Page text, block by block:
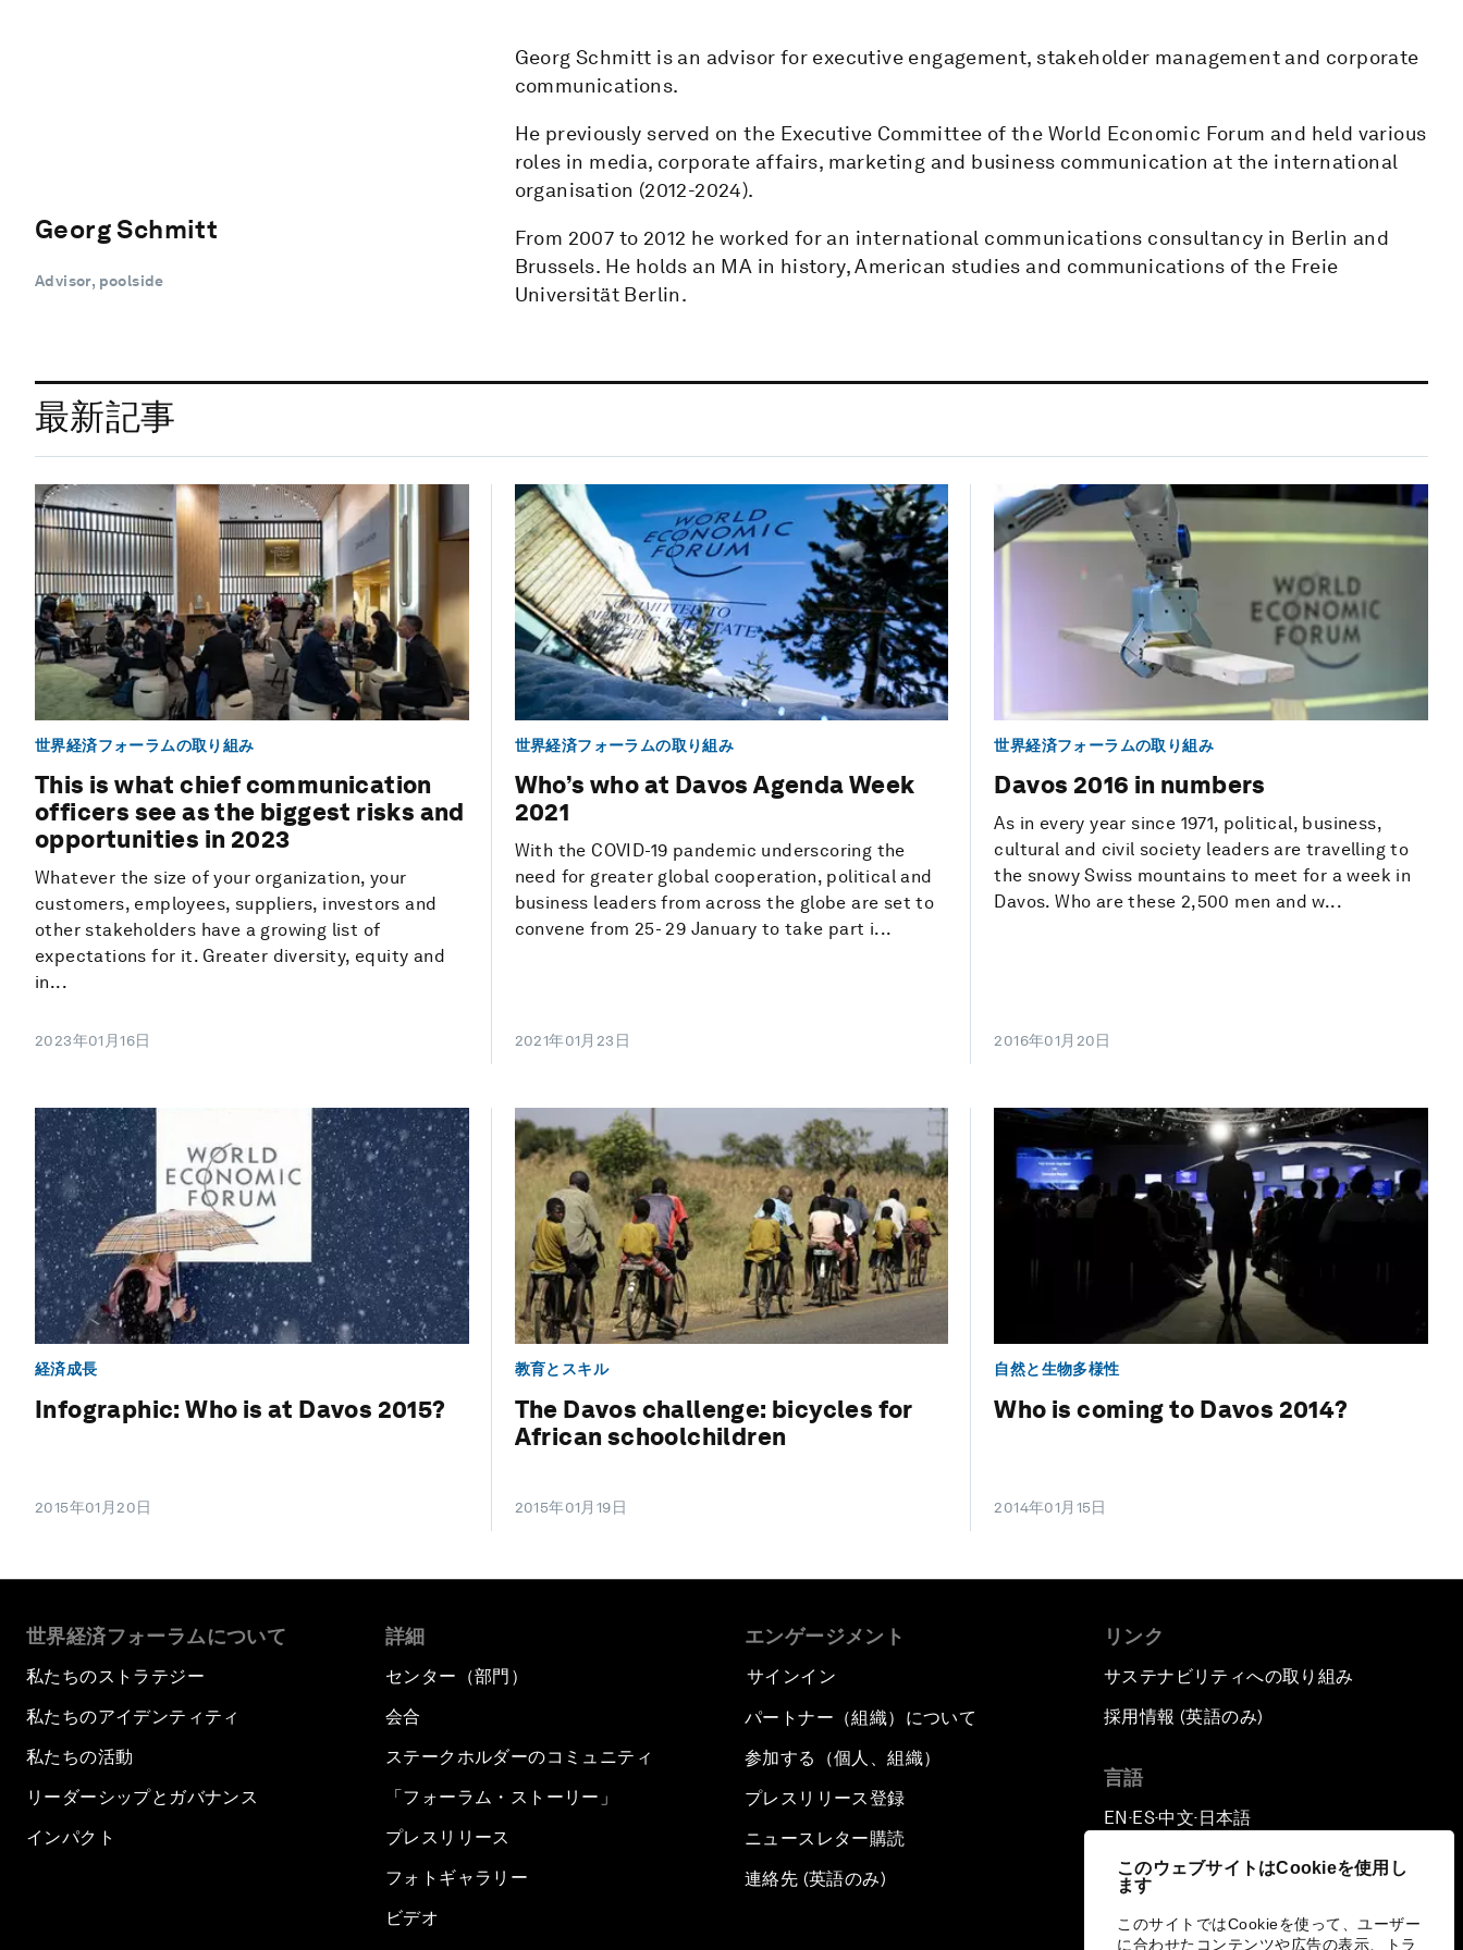
このウェブサイトはCookieを使用し
ます
このサイトではCookieを使って、ユーザー
に合わせたコンテンツや広告の表示、トラ
Georg Schmitt
Advisor, poolside
Georg Schmitt is an advisor for executive engagement, stakeholder management and corporate
communications.
He previously served on the Executive Committee of the World Economic Forum and held various
roles in media, corporate affairs, marketing and business communication at the international
organisation (2012-2024).
From 2007 to 2012 he worked for an international communications consultancy in Berlin and
Brussels. He holds an MA in history, American studies and communications of the Freie
Universität Berlin.
最新記事
世界経済フォーラムの取り組み
This is what chief communication
officers see as the biggest risks and
opportunities in 2023
Whatever the size of your organization, your
customers, employees, suppliers, investors and
other stakeholders have a growing list of
expectations for it. Greater diversity, equity and
in...
2023年01月16日
世界経済フォーラムの取り組み
Who’s who at Davos Agenda Week
2021
With the COVID-19 pandemic underscoring the
need for greater global cooperation, political and
business leaders from across the globe are set to
convene from 25- 29 January to take part i...
2021年01月23日
世界経済フォーラムの取り組み
Davos 2016 in numbers
As in every year since 1971, political, business,
cultural and civil society leaders are travelling to
the snowy Swiss mountains to meet for a week in
Davos. Who are these 2,500 men and w...
2016年01月20日
経済成長
Infographic: Who is at Davos 2015?
2015年01月20日
教育とスキル
The Davos challenge: bicycles for
African schoolchildren
2015年01月19日
自然と生物多様性
Who is coming to Davos 2014?
2014年01月15日
世界経済フォーラムについて
私たちのストラテジー
私たちのアイデンティティ
私たちの活動
リーダーシップとガバナンス
インパクト
詳細
センター（部門）
会合
ステークホルダーのコミュニティ
「フォーラム・ストーリー」
プレスリリース
フォトギャラリー
ビデオ
エンゲージメント
サインイン
パートナー（組織）について
参加する（個人、組織）
プレスリリース登録
ニュースレター購読
連絡先 (英語のみ)
リンク
サステナビリティへの取り組み
採用情報 (英語のみ)
言語
EN ▪ES▪中文▪ 日本語